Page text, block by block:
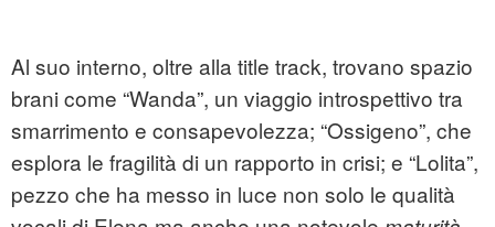
Al suo interno, oltre alla title track, trovano spazio
brani come “Wanda”, un viaggio introspettivo tra
smarrimento e consapevolezza; “Ossigeno”, che
esplora le fragilità di un rapporto in crisi; e “Lolita”,
pezzo che ha messo in luce non solo le qualità